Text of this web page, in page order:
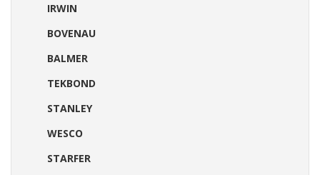
IRWIN
BOVENAU
BALMER
TEKBOND
STANLEY
WESCO
STARFER